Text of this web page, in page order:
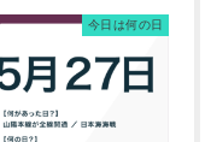
今日は何の日